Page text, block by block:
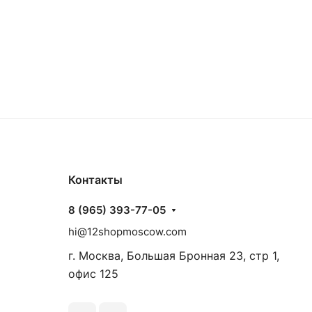
Контакты
8 (965) 393-77-05
hi@12shopmoscow.com
г. Москва, Большая Бронная 23, стр 1,
офис 125